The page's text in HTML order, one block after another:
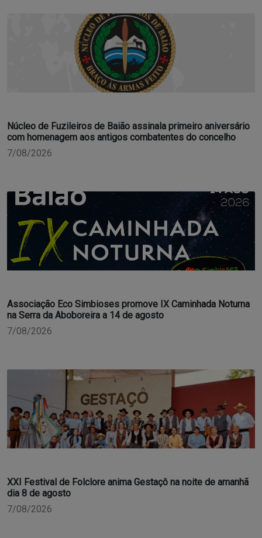
Núcleo de Fuzileiros de Baião assinala primeiro aniversário
com homenagem aos antigos combatentes do concelho
7/08/2026
Associação Eco Simbioses promove IX Caminhada Noturna
na Serra da Aboboreira a 14 de agosto
7/08/2026
XXI Festival de Folclore anima Gestaçô na noite de amanhã
dia 8 de agosto
7/08/2026